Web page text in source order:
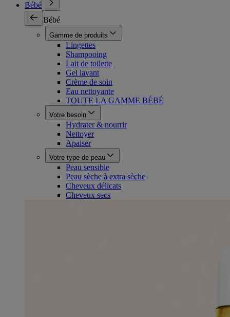
Bébé
Bébé
Gamme de produits
Lingettes
Shampooing
Lait de toilette
Gel lavant
Crème de soin
Eau nettoyante
TOUTE LA GAMME BÉBÉ
Votre besoin
Hydrater & nourrir
Nettoyer
Apaiser
Votre type de peau
Peau sensible
Peau sèche à extra sèche
Cheveux délicats
Cheveux secs